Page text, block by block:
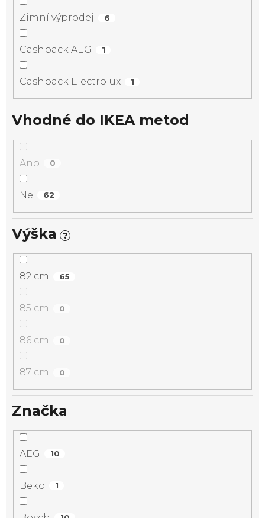
Zimní výprodej 6
Cashback AEG 1
Cashback Electrolux 1
Vhodné do IKEA metod
Ano 0
Ne 62
Výška ?
82 cm 65
85 cm 0
86 cm 0
87 cm 0
Značka
AEG 10
Beko 1